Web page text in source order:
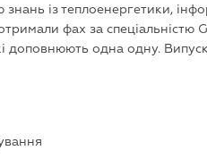
із теплоенергетики,
фах за
доповнюють одна одну.